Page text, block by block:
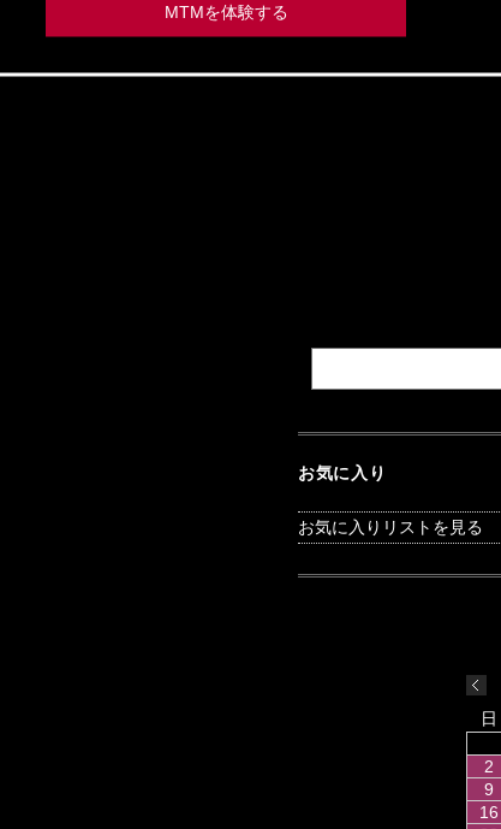
MTMを体験する
お気に入り
お気に入りリストを見る
日
2
9
16